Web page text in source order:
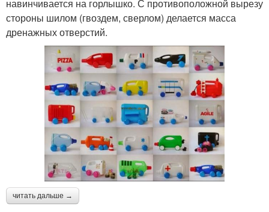
навинчивается на горлышко. С противоположной вырезу
стороны шилом (гвоздем, сверлом) делается масса
дренажных отверстий.
читать дальше →